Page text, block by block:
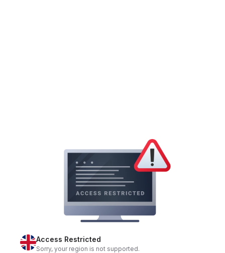
Access Restricted
Sorry, your region is not supported.